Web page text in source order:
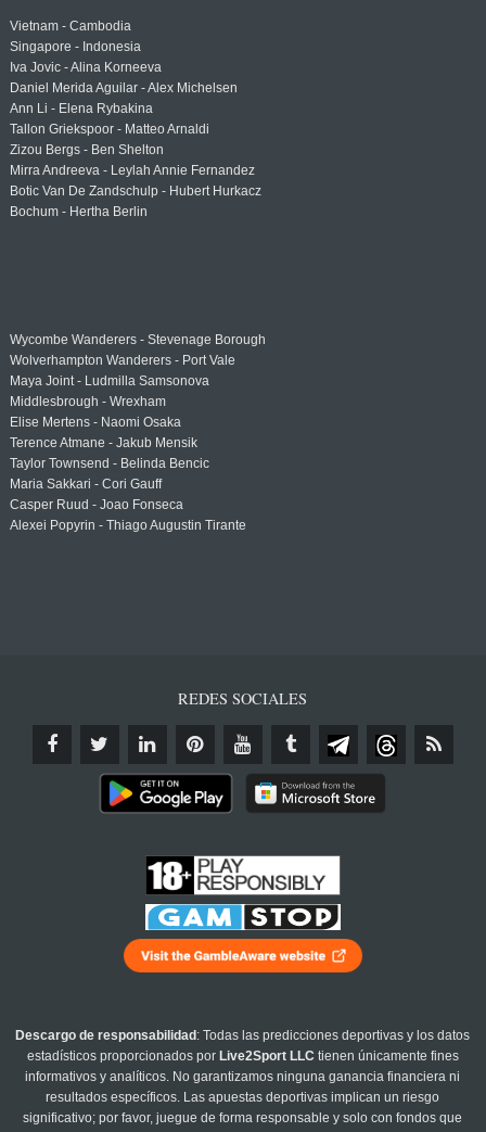
Vietnam - Cambodia
Singapore - Indonesia
Iva Jovic - Alina Korneeva
Daniel Merida Aguilar - Alex Michelsen
Ann Li - Elena Rybakina
Tallon Griekspoor - Matteo Arnaldi
Zizou Bergs - Ben Shelton
Mirra Andreeva - Leylah Annie Fernandez
Botic Van De Zandschulp - Hubert Hurkacz
Bochum - Hertha Berlin
Wycombe Wanderers - Stevenage Borough
Wolverhampton Wanderers - Port Vale
Maya Joint - Ludmilla Samsonova
Middlesbrough - Wrexham
Elise Mertens - Naomi Osaka
Terence Atmane - Jakub Mensik
Taylor Townsend - Belinda Bencic
Maria Sakkari - Cori Gauff
Casper Ruud - Joao Fonseca
Alexei Popyrin - Thiago Augustin Tirante
REDES SOCIALES
Descargo de responsabilidad : Todas las predicciones deportivas y los datos
estadísticos proporcionados por Live2Sport LLC tienen únicamente fines
informativos y analíticos. No garantizamos ninguna ganancia financiera ni
resultados específicos. Las apuestas deportivas implican un riesgo
significativo; por favor, juegue de forma responsable y solo con fondos que